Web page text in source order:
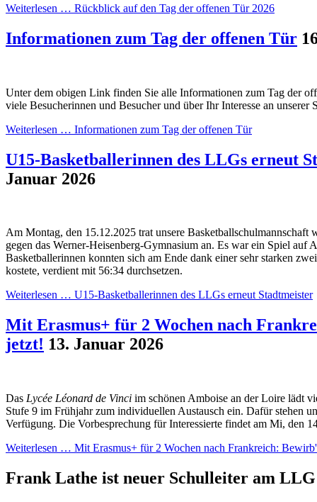
Weiterlesen … Rückblick auf den Tag der offenen Tür 2026
Informationen zum Tag der offenen Tür
Unter dem obigen Link finden Sie alle Informationen zum Tag der
viele Besucherinnen und Besucher und über Ihr Interesse an unserer
Weiterlesen … Informationen zum Tag der offenen Tür
U15-Basketballerinnen des LLGs erneut
Januar 2026
Am Montag, den 15.12.2025 trat unsere Basketballschulmannschaft
gegen das Werner-Heisenberg-Gymnasium an. Es war ein Spiel auf
Basketballerinnen konnten sich am Ende dank einer sehr starken
kostete, verdient mit 56:34 durchsetzen.
Weiterlesen … U15-Basketballerinnen des LLGs erneut Stadtmeister
Mit Erasmus+ für 2 Wochen nach
jetzt! 13. Januar 2026
Das Lycée Léonard de Vinci im schönen Amboise an der Loire lädt
Stufe 9 im Frühjahr zum individuellen Austausch ein. Dafür stehen
Verfügung. Die Vorbesprechung für Interessierte findet am Mi, den
Weiterlesen … Mit Erasmus+ für 2 Wochen nach Frankreich:
Frank Lathe ist neuer Schulleiter am